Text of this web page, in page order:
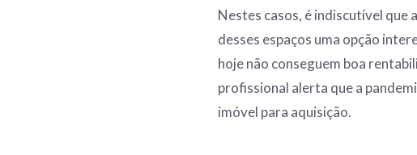
Nestes casos, é indiscutível
desses espaços uma opção
hoje não conseguem boa
profissional alerta que a
imóvel para aquisição.